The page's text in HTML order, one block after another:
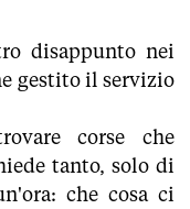
disappunto nei
gestito il servizio
corse che
tanto, solo di
che cosa ci